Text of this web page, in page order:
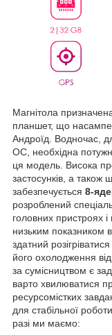
Магнітола
планшет, що
Андроїд. Водночас,
ОС, необхідна
ця модель. Висока
застосунків, а також
забезпечується 8-
розроблений
головних пристроях
низьким показником
здатний
його охолодження
за сумісництвом є
варто хвилюватися
ресурсомістких
для стабільної
разі ми маємо: